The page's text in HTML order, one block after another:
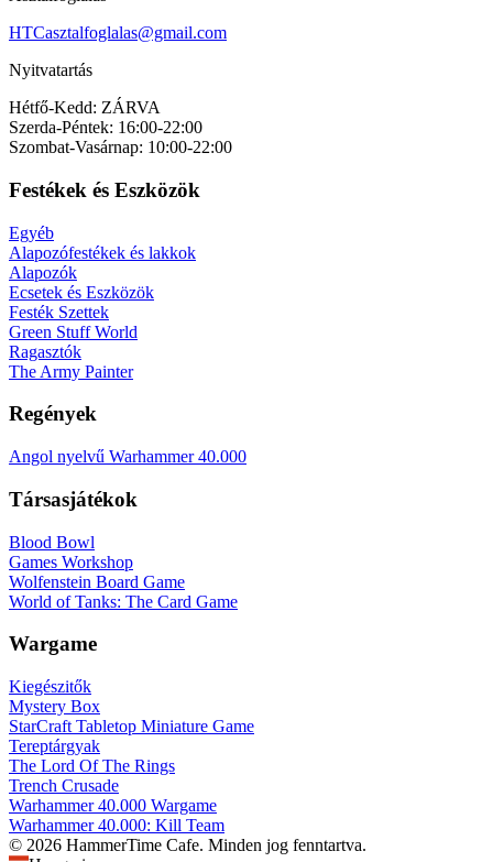
HTCasztalfoglalas@gmail.com
Nyitvatartás
Hétfő-Kedd: ZÁRVA
Szerda-Péntek: 16:00-22:00
Szombat-Vasárnap: 10:00-22:00
Festékek és Eszközök
Egyéb
Alapozófestékek és lakkok
Alapozók
Ecsetek és Eszközök
Festék Szettek
Green Stuff World
Ragasztók
The Army Painter
Regények
Angol nyelvű Warhammer 40.000
Társasjátékok
Blood Bowl
Games Workshop
Wolfenstein Board Game
World of Tanks: The Card Game
Wargame
Kiegészitők
Mystery Box
StarCraft Tabletop Miniature Game
Tereptárgyak
The Lord Of The Rings
Trench Crusade
Warhammer 40.000 Wargame
Warhammer 40.000: Kill Team
© 2026 HammerTime Cafe. Minden jog fenntartva.